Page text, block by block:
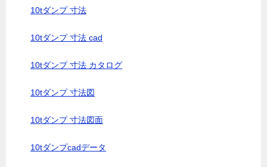
10tダンプ 寸法
10tダンプ 寸法 cad
10tダンプ 寸法 カタログ
10tダンプ 寸法図
10tダンプ 寸法図面
10tダンプcadデータ